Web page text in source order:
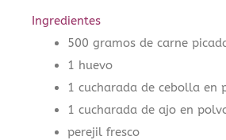
Ingredientes
500 gramos de carne
1 huevo
1 cucharada de cebolla en
1 cucharada de ajo en
perejil fresco